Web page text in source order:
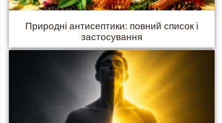
Природні антисептики: повний список і
застосування